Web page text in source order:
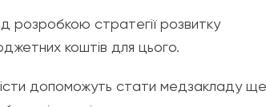
стратегії розвитку
коштів для цього.
допоможуть стати медзакладу ще